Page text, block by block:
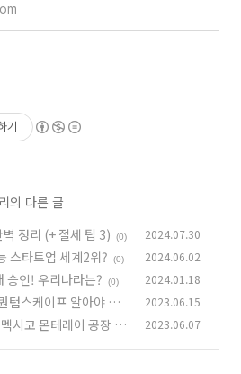
기
의 다른 글
정리 (+ 절세 팁 3)
(0) 2024.07.30
스타트업 세계2위? (0) 2024.06.02
승인! 우리나라는? (0) 2024.01.18
텀스케이프 알아야 하
2023.06.15
시코 몬테레이 공장 신
2023.06.07